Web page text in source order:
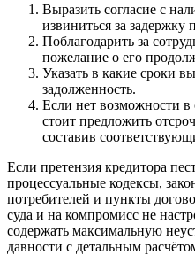
Выразить согласие с
извиниться за задержку
Поблагодарить за
пожелание о его
Указать в какие сроки
задолженность.
Если нет возможности в
стоит предложить
составив
Если претензия кредитора
процессуальные кодексы,
потребителей и пункты
суда и на компромисс не
содержать максимальную
давности с детальным